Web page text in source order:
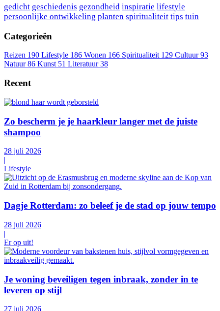
gedicht geschiedenis gezondheid inspiratie lifestyle
persoonlijke ontwikkeling planten spiritualiteit tips tuin
Categorieën
Reizen 190 Lifestyle 186 Wonen 166 Spiritualiteit 129 Cultuur 93
Natuur 86 Kunst 51 Literatuur 38
Recent
Zo bescherm je je haarkleur langer met de juiste
shampoo
28 juli 2026
|
Lifestyle
Dagje Rotterdam: zo beleef je de stad op jouw tempo
28 juli 2026
|
Er op uit!
Je woning beveiligen tegen inbraak, zonder in te
leveren op stijl
27 juli 2026